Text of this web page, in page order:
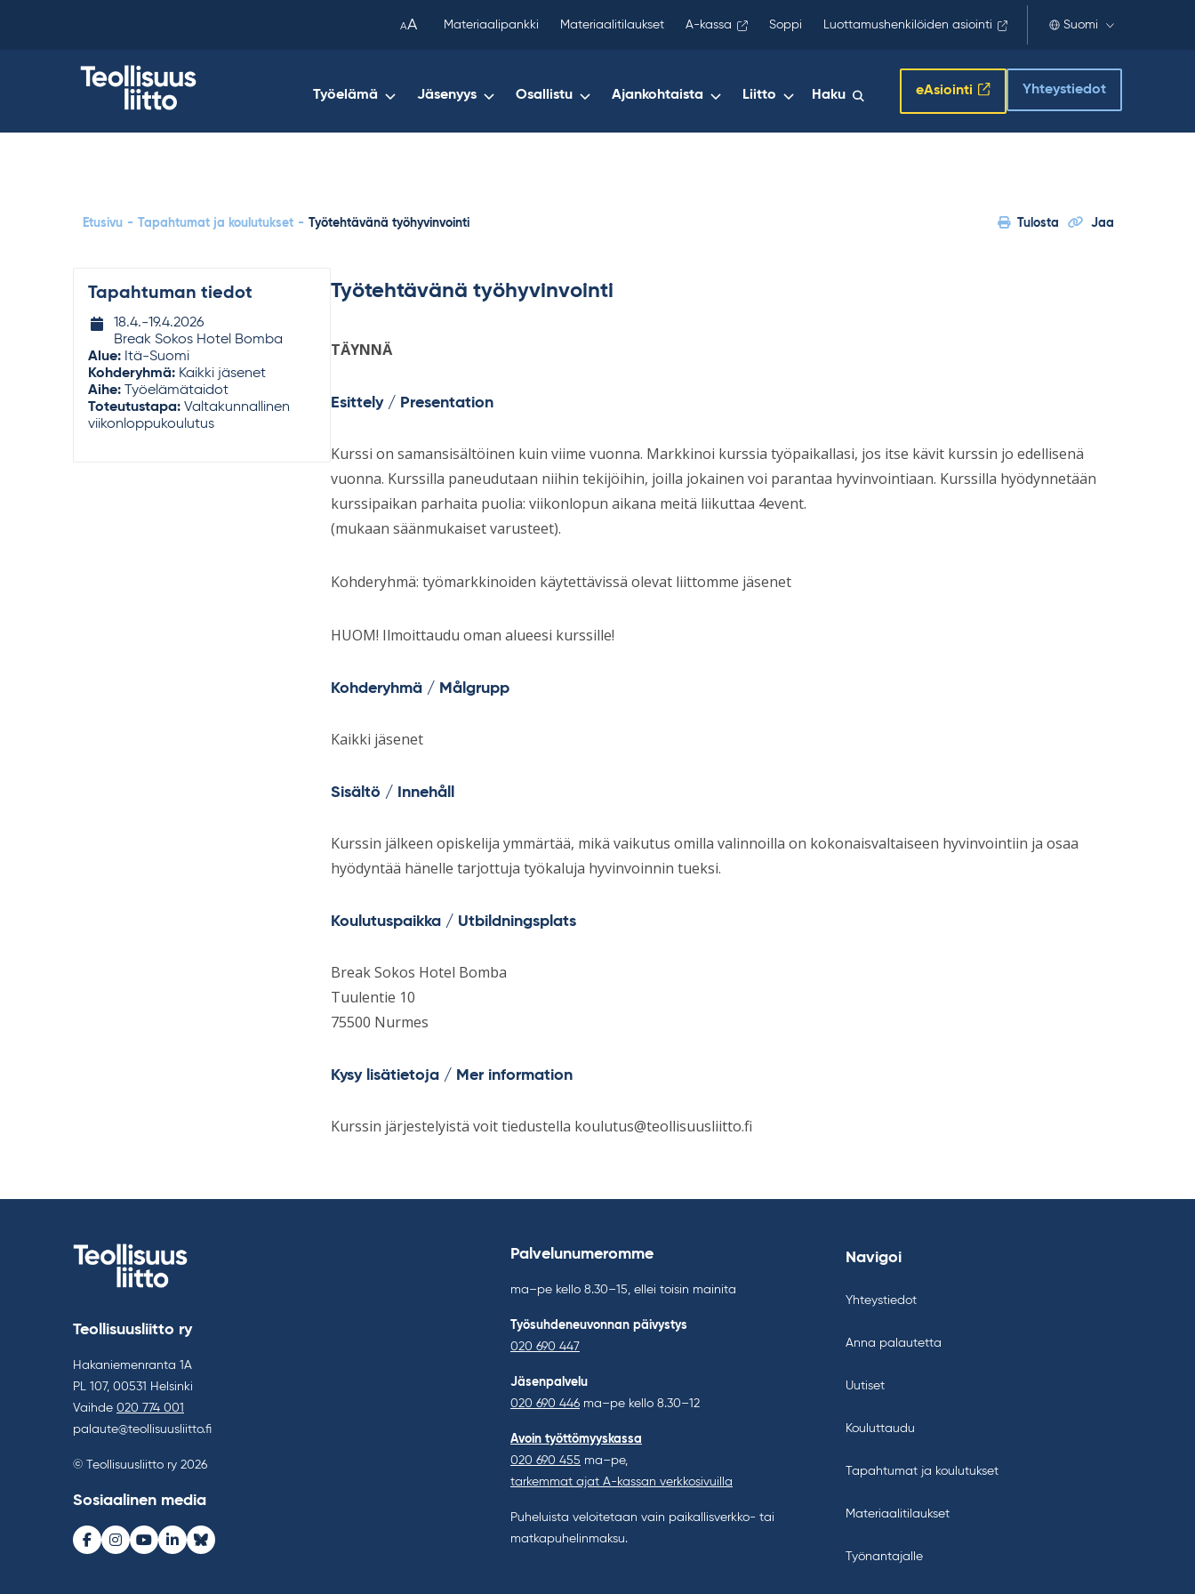
AA Materiaalipankki Materiaalitilaukset A-kassa Soppi Luottamushenkilöiden asiointi Suomi
Työelämä Jäsenyys Osallistu Ajankohtaista Liitto Haku eAsiointi Yhteystiedot
Etusivu - Tapahtumat ja koulutukset - Työtehtävänä työhyvinvointi Tulosta Jaa
Tapahtuman tiedot
Tapahtuman
ajankohta
18.4.-​19.4.2026
Break Sokos Hotel Bomba
Alue: Itä-Suomi
Kohderyhmä: Kaikki jäsenet
Aihe:
Työelämätaidot
Toteutustapa: Valtakunnallinen
viikonloppukoulutus
Työtehtävänä työhyvinvointi
TÄYNNÄ
Esittely / Presentation
Kurssi on samansisältöinen kuin viime vuonna. Markkinoi kurssia työpaikallasi, jos itse kävit kurssin jo edellisenä
vuonna. Kurssilla paneudutaan niihin tekijöihin, joilla jokainen voi parantaa hyvinvointiaan. Kurssilla hyödynnetään
kurssipaikan parhaita puolia: viikonlopun aikana meitä liikuttaa 4event.
(mukaan säänmukaiset varusteet).
Kohderyhmä: työmarkkinoiden käytettävissä olevat liittomme jäsenet
HUOM! Ilmoittaudu oman alueesi kurssille!
Kohderyhmä / Målgrupp
Kaikki jäsenet
Sisältö / Innehåll
Kurssin jälkeen opiskelija ymmärtää, mikä vaikutus omilla valinnoilla on kokonaisvaltaiseen hyvinvointiin ja osaa
hyödyntää hänelle tarjottuja työkaluja hyvinvoinnin tueksi.
Koulutuspaikka / Utbildningsplats
Break Sokos Hotel Bomba
Tuulentie 10
75500 Nurmes
Kysy lisätietoja / Mer information
Kurssin järjestelyistä voit tiedustella koulutus@teollisuusliitto.fi
copied
your
clipboard.)
Teollisuusliitto ry
Hakaniemenranta 1A
PL 107, 00531 Helsinki
Vaihde 020 774 001
palaute@teollisuusliitto.fi
© Teollisuusliitto ry 2026
Sosiaalinen media
Facebook
Instagram
Youtube
LinkedInBluesky
Palvelunumeromme
ma–pe kello 8.30–15, ellei toisin mainita
Työsuhdeneuvonnan päivystys
020 690 447
Jäsenpalvelu
020 690 446 ma–pe kello 8.30–12
Avoin työttömyyskassa
020 690 455 ma–pe,
tarkemmat ajat A-kassan verkkosivuilla
Puheluista veloitetaan vain paikallisverkko- tai
matkapuhelinmaksu.
Navigoi
Yhteystiedot
Anna palautetta
Uutiset
Kouluttaudu
Tapahtumat ja koulutukset
Materiaalitilaukset
Työnantajalle